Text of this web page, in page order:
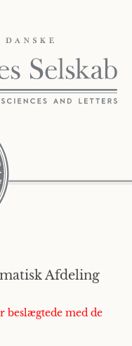
Afdeling
beslægtede med de